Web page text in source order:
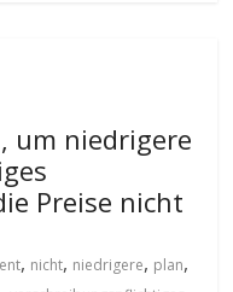
um niedrigere
Preise nicht
, nicht, niedrigere, plan,